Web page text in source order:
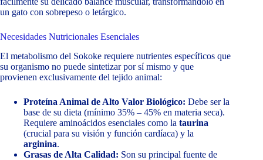
un gato con sobrepeso o letárgico.
Necesidades Nutricionales Esenciales
El metabolismo del Sokoke requiere nutrientes específicos que
su organismo no puede sintetizar por sí mismo y que
provienen exclusivamente del tejido animal:
Proteína Animal de Alto Valor Biológico: Debe ser la
base de su dieta (mínimo 35% – 45% en materia seca).
Requiere aminoácidos esenciales como la taurina
(crucial para su visión y función cardíaca) y la
arginina.
Grasas de Alta Calidad: Son su principal fuente de